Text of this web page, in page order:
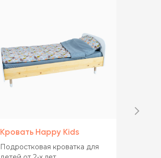
Кровать Happy Kids
Подростковая кроватка для